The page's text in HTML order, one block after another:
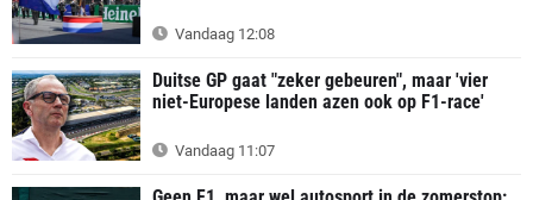
Vandaag 12:08
Duitse GP gaat "zeker gebeuren", maar 'vier
niet-Europese landen azen ook op F1-race'
Vandaag 11:07